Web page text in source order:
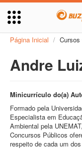
Página Inicial / Cursos
Andre
Minicurrículo do(a)
Formado pela
Especialista em
Ambiental pela
Concursos Públicos
respeito de cada um